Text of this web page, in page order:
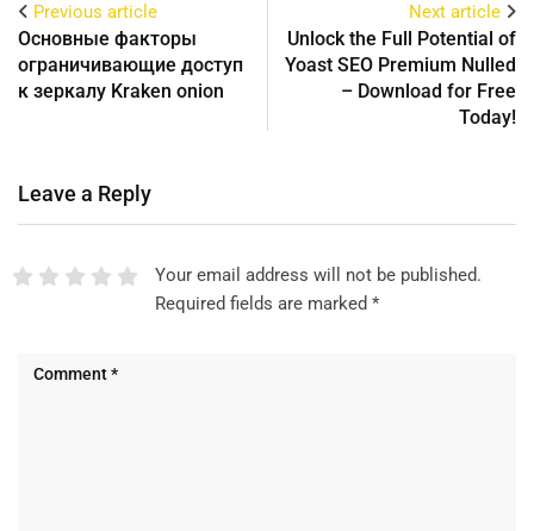
Previous article
Основные факторы
ограничивающие доступ
к зеркалу Kraken onion
Next article
Unlock the Full Potential of
Yoast SEO Premium Nulled
– Download for Free
Today!
Leave a Reply
Your email address will not be published.
Required fields are marked *